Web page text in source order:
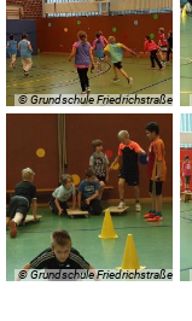
© Grundschule Friedrichstraße
© Grundschule Friedrichstraße